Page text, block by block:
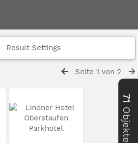
Result Settings
Seite 1 von 2
71
Objekte